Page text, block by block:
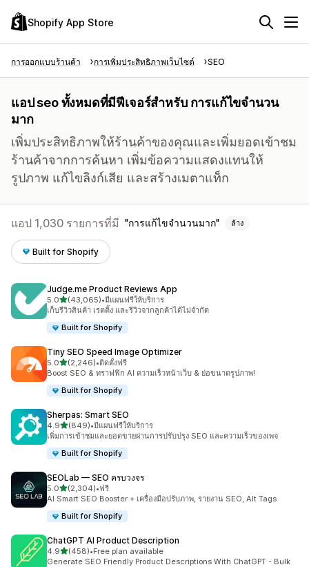
Shopify App Store
การออกแบบร้านค้า การเพิ่มประสิทธิภาพเว็บไซต์ SEO
แอป seo ทั้งหมดที่มีฟีเจอร์สำหรับ การแก้ไขจำนวน
มาก
เพิ่มประสิทธิภาพให้ร้านค้าของคุณและเพิ่มยอดเข้าชม
ร้านค้าจากการค้นหา เพิ่มข้อความแสดงแทนให้
รูปภาพ แก้ไขลิงก์เสีย และสร้างเมตาแท็ก
แอป 1,030 รายการที่มี การแก้ไขจำนวนมาก ล้าง
Built for Shopify
Judge.me Product Reviews App
5.0เต็ม 5 ดาว
(43,065)
ทั้งหมด 43065 รีวิว
•มีแผนฟรีให้บริการ
เก็บรีวิวสินค้า เรตติ้ง และรีวิวจากลูกค้าได้ไม่จำกัด
Built for Shopify
Tiny SEO Speed Image Optimizer
5.0เต็ม 5 ดาว
(2,246)
ทั้งหมด 2246 รีวิว
•ติดตั้งฟรี
Boost SEO & ทราฟฟิก AI ความเร็วหน้าเว็บ & ย่อขนาดรูปภาพ!
Built for Shopify
Sherpas: Smart SEO
4.9เต็ม 5 ดาว
(849)
ทั้งหมด 849 รีวิว
•มีแผนฟรีให้บริการ
เพิ่มการเข้าชมและยอดขายผ่านการปรับปรุง SEO และความเร็วของเพจ
Built for Shopify
SEOLab — SEO ครบวงจร
5.0เต็ม 5 ดาว
(2,304)
ทั้งหมด 2304 รีวิว
•ฟรี
AI Smart SEO Booster + เครื่องมือปรับภาพ, รายงาน SEO, Alt Tags
Built for Shopify
ChatGPT AI Product Description
4.9เต็ม 5 ดาว
(458)
ทั้งหมด 458 รีวิว
•Free plan available
Generate SEO Friendly Product Descriptions With ChatGPT - Bulk